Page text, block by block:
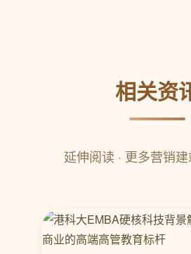
相关资
延伸阅读 · 更多营销